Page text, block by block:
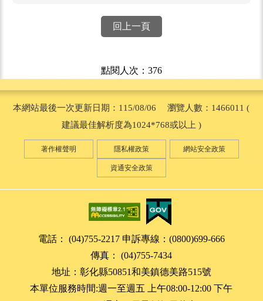
回上一頁
點閱人次：376
本網站最後一次更新日期：115/08/06 瀏覽人數：1466011 (
建議最佳解析度為1024*768或以上 )
著作權聲明 隱私權政策 網站安全政策
資通安全政策
電話： (04)755-2217 申訴專線：(0800)699-666
傳真： (04)755-7434
地址：彰化縣50851和美鎮德美路515號
本單位服務時間:週一至週五 上午08:00-12:00 下午